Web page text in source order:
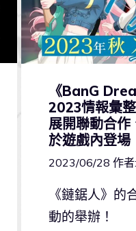
《BanG
2023情報彙
展開聯動合作
於遊戲內登場
2023/06/28 作者:
《鏈鋸人》的
動的舉辦！